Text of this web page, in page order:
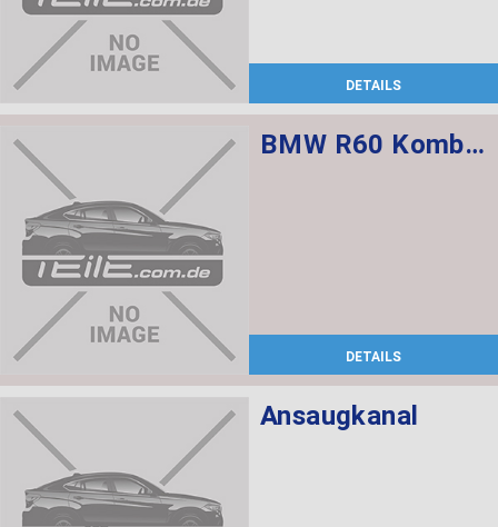
DETAILS
BMW R60 Kombischalter links L=520
DETAILS
Ansaugkanal